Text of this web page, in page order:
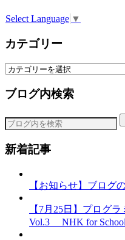
Select Language ▼
カテゴリー
カ
ゴ
ー
ブログ内検索
新着記事
【お知らせ】ブログ
【7月25日】プログ
Vol.3 NHK for